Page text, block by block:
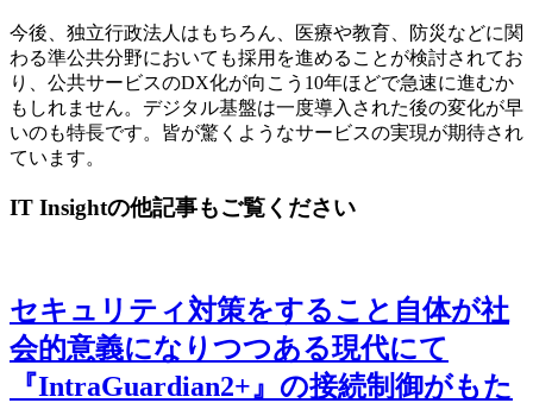
今後、独立行政法人はもちろん、医療や教育、防災などに関
わる準公共分野においても採用を進めることが検討されてお
り、公共サービスのDX化が向こう10年ほどで急速に進むか
もしれません。デジタル基盤は一度導入された後の変化が早
いのも特長です。皆が驚くようなサービスの実現が期待され
ています。
IT Insightの他記事もご覧ください
セキュリティ対策をすること自体が社
会的意義になりつつある現代にて
『IntraGuardian2+』の接続制御がもた